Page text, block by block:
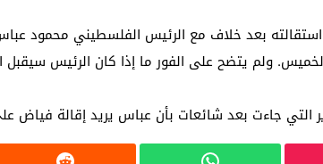
حصة في كيان تجاري جديد
مادة الكبتاجون إلى الخليج
الإنجليزية باتجاه بريطانيا
ونصف
استقالته بعد خلاف مع الرئيس الفلسطيني محمود
ولم يتضح على الفور ما إذا كان الرئيس
التي جاءت بعد شائعات بأن عباس يريد إقالة